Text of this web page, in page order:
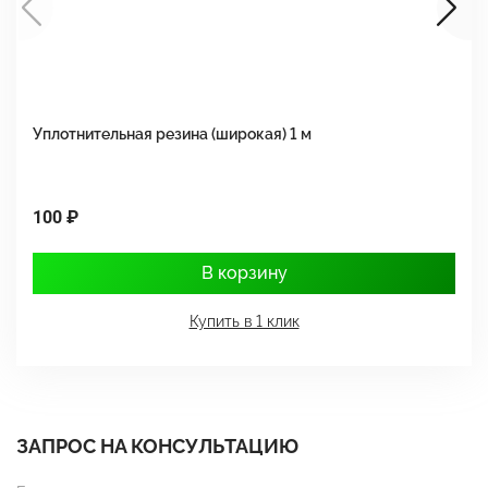
Уплотнительная резина (широкая) 1 м
100 ₽
В корзину
Купить в 1 клик
ЗАПРОС НА КОНСУЛЬТАЦИЮ